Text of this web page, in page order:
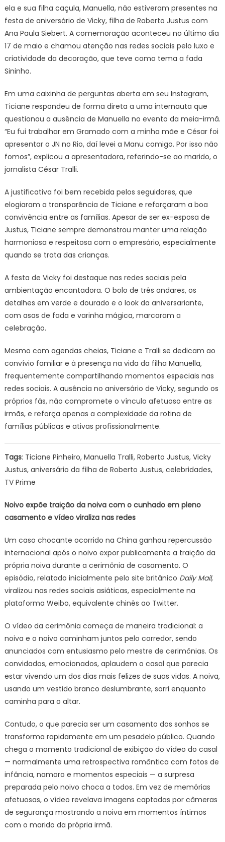
ela e sua filha caçula, Manuella, não estiveram presentes na
festa de aniversário de Vicky, filha de Roberto Justus com
Ana Paula Siebert. A comemoração aconteceu no último dia
17 de maio e chamou atenção nas redes sociais pelo luxo e
criatividade da decoração, que teve como tema a fada
Sininho.
Em uma caixinha de perguntas aberta em seu Instagram,
Ticiane respondeu de forma direta a uma internauta que
questionou a ausência de Manuella no evento da meia-irmã.
“Eu fui trabalhar em Gramado com a minha mãe e César foi
apresentar o JN no Rio, daí levei a Manu comigo. Por isso não
fomos”, explicou a apresentadora, referindo-se ao marido, o
jornalista César Tralli.
A justificativa foi bem recebida pelos seguidores, que
elogiaram a transparência de Ticiane e reforçaram a boa
convivência entre as famílias. Apesar de ser ex-esposa de
Justus, Ticiane sempre demonstrou manter uma relação
harmoniosa e respeitosa com o empresário, especialmente
quando se trata das crianças.
A festa de Vicky foi destaque nas redes sociais pela
ambientação encantadora. O bolo de três andares, os
detalhes em verde e dourado e o look da aniversariante,
com asas de fada e varinha mágica, marcaram a
celebração.
Mesmo com agendas cheias, Ticiane e Tralli se dedicam ao
convívio familiar e à presença na vida da filha Manuella,
frequentemente compartilhando momentos especiais nas
redes sociais. A ausência no aniversário de Vicky, segundo os
próprios fãs, não compromete o vínculo afetuoso entre as
irmãs, e reforça apenas a complexidade da rotina de
famílias públicas e ativas profissionalmente.
Tags: Ticiane Pinheiro, Manuella Tralli, Roberto Justus, Vicky
Justus, aniversário da filha de Roberto Justus, celebridades,
TV Prime
Noivo expõe traição da noiva com o cunhado em pleno
casamento e vídeo viraliza nas redes
Um caso chocante ocorrido na China ganhou repercussão
internacional após o noivo expor publicamente a traição da
própria noiva durante a cerimônia de casamento. O
episódio, relatado inicialmente pelo site britânico Daily Mail,
viralizou nas redes sociais asiáticas, especialmente na
plataforma Weibo, equivalente chinês ao Twitter.
O vídeo da cerimônia começa de maneira tradicional: a
noiva e o noivo caminham juntos pelo corredor, sendo
anunciados com entusiasmo pelo mestre de cerimônias. Os
convidados, emocionados, aplaudem o casal que parecia
estar vivendo um dos dias mais felizes de suas vidas. A noiva,
usando um vestido branco deslumbrante, sorri enquanto
caminha para o altar.
Contudo, o que parecia ser um casamento dos sonhos se
transforma rapidamente em um pesadelo público. Quando
chega o momento tradicional de exibição do vídeo do casal
— normalmente uma retrospectiva romântica com fotos de
infância, namoro e momentos especiais — a surpresa
preparada pelo noivo choca a todos. Em vez de memórias
afetuosas, o vídeo revelava imagens captadas por câmeras
de segurança mostrando a noiva em momentos íntimos
com o marido da própria irmã.